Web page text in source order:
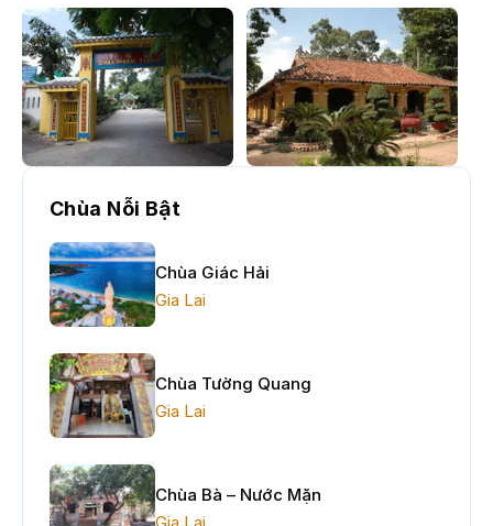
Chùa Nỗi Bật
Chùa Giác Hải
Gia Lai
Chùa Tường Quang
Gia Lai
Chùa Bà – Nước Mặn
Gia Lai